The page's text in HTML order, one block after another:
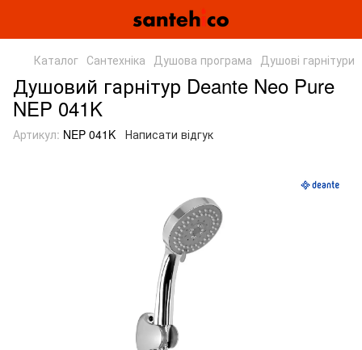
Каталог Сантехніка Душова програма Душові гарнітури
Душовий гарнітур Deante Neo Pure
NEP 041K
Артикул: NEP 041K Написати відгук